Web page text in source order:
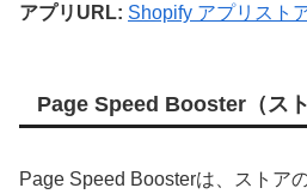
アプリURL: Shopify アプリスト
Page Speed Booster（ス
Page Speed Boosterは、ストア